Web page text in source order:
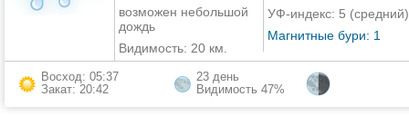
возможен небольшой
дождь
Видимость: 20 км.
УФ-индекс: 5 (средний)
Магнитные бури: 1
Восход: 05:37
Закат: 20:42
23 день
Видимость 47%